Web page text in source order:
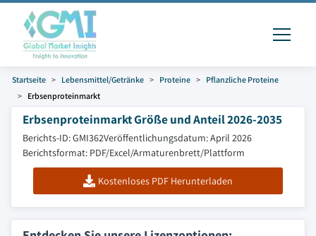
Startseite Lebensmittel/Getränke Proteine
Pflanzliche Proteine
Erbsenproteinmarkt
Erbsenproteinmarkt Größe und Anteil 2026-2035
Berichts-ID: GMI362Veröffentlichungsdatum: April 2026
Berichtsformat: PDF/Excel/Armaturenbrett/Plattform
Kostenloses PDF Herunterladen